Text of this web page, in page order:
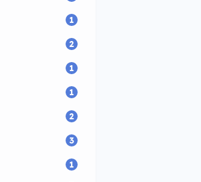
1
2
1
1
2
3
1